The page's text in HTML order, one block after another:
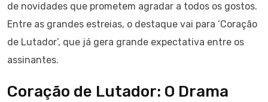
de novidades que prometem agradar a todos os gostos.
Entre as grandes estreias, o destaque vai para ‘Coração
de Lutador’, que já gera grande expectativa entre os
assinantes.
Coração de Lutador: O Drama